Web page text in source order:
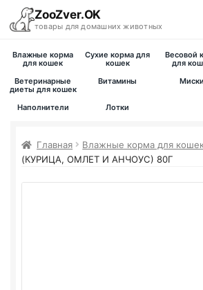
ZooZver.OK
товары для домашних животных
На главную
Влажные корма
для кошек
Сухие корма для
кошек
Весовой
для
Ветеринарные
диеты для кошек
Витамины Миски
Наполнители
Лотки
Главная Влажные корма для
(КУРИЦА, ОМЛЕТ И АНЧОУС) 80Г